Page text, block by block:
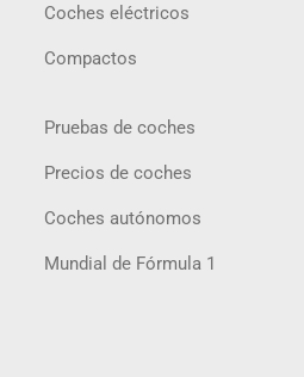
Coches eléctricos
Compactos
Pruebas de coches
Precios de coches
Coches autónomos
Mundial de Fórmula 1